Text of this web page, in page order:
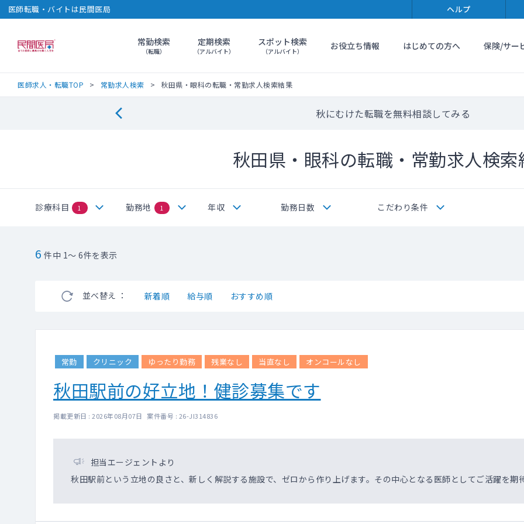
医師転職・バイトは民間医局 ヘルプ
民間医局常勤検索
（転職）
定期検索
（アルバイト）
スポット検索
（アルバイト） お役立ち情報 はじめての方へ 保険/サー
医師求人・転職TOP 常勤求人検索 秋田県・眼科の転職・常勤求人検索結果
秋にむけた転職を無料相談してみる
秋田県・眼科の転職・常勤求人検索
診療科目 1 勤務地 1 年収 勤務日数 こだわり条件
6 件中 1～ 6件を表示
並べ替え ： 新着順 給与順 おすすめ順
常勤 クリニック ゆったり勤務 残業なし 当直なし オンコールなし
秋田駅前の好立地！健診募集です
掲載更新日 : 2026年08月07日 案件番号 : 26-JI314836
担当エージェントより
秋田駅前という立地の良さと、新しく解説する施設で、ゼロから作り上げます。その中心となる医師としてご活躍を期